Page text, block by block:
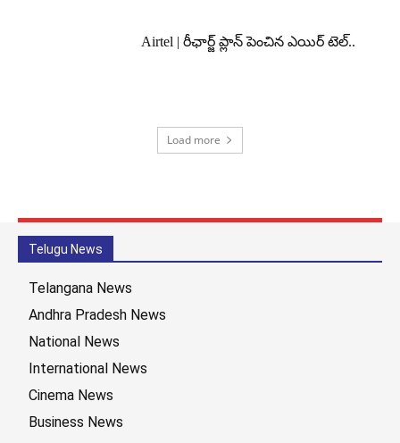
Airtel | రీఛార్జ్ ప్లాన్ పెంచిన ఎయిర్ టెల్..
Load more
Telugu News
Telangana News
Andhra Pradesh News
National News
International News
Cinema News
Business News